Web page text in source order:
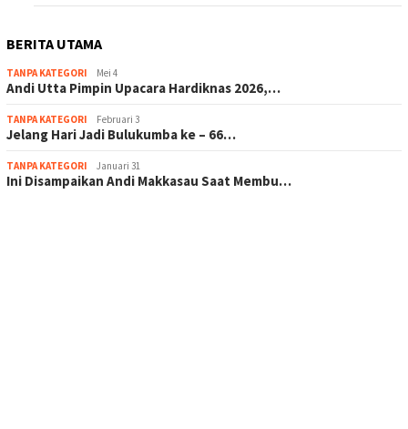
BERITA UTAMA
TANPA KATEGORI Mei 4
Andi Utta Pimpin Upacara Hardiknas 2026,…
TANPA KATEGORI Februari 3
Jelang Hari Jadi Bulukumba ke – 66…
TANPA KATEGORI Januari 31
Ini Disampaikan Andi Makkasau Saat Membu…